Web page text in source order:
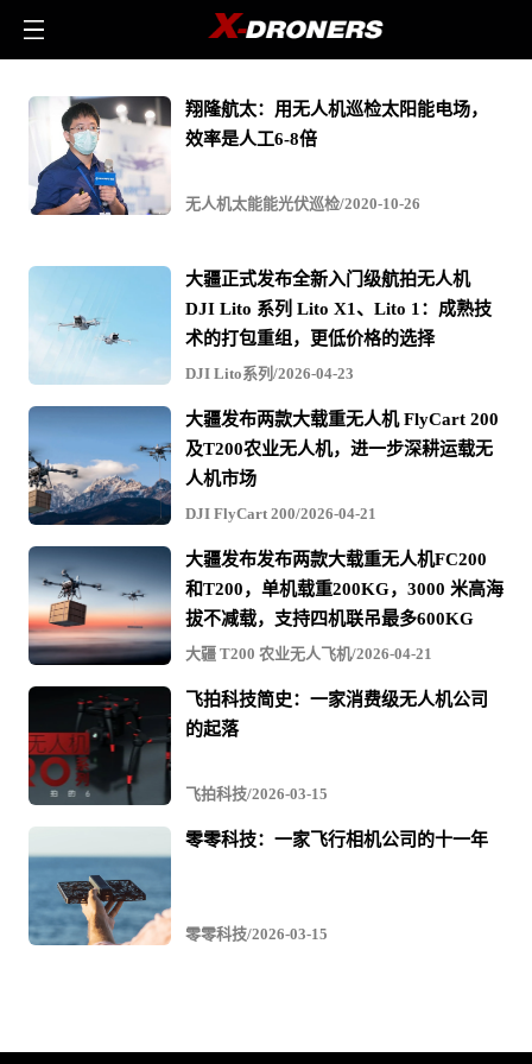
无
机
太
能
光
巡
检
-
相
关
无
人
机
文
章
与
视
频
翔隆航太：用无人机巡检太阳能电场，
效率是人工6-8倍
无人机太能能光伏巡检/2020-10-26
大疆正式发布全新入门级航拍无人机
DJI Lito 系列 Lito X1、Lito 1：成熟技
术的打包重组，更低价格的选择
DJI Lito系列/2026-04-23
大疆发布两款大载重无人机 FlyCart 200
及T200农业无人机，进一步深耕运载无
人机市场
DJI FlyCart 200/2026-04-21
大疆发布发布两款大载重无人机FC200
和T200，单机载重200KG，3000 米高海
拔不减载，支持四机联吊最多600KG
大疆 T200 农业无人飞机/2026-04-21
飞拍科技简史：一家消费级无人机公司
的起落
飞拍科技/2026-03-15
零零科技：一家飞行相机公司的十一年
零零科技/2026-03-15